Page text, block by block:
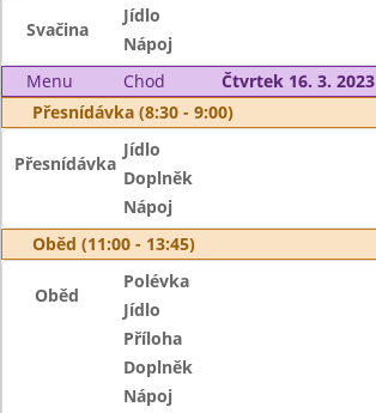
Svačina
Jídlo
Nápoj
Menu
Chod
Čtvrtek 16. 3. 2023
Přesnídávka (8:30 - 9:00)
Přesnídávka
Jídlo
Doplněk
Nápoj
Oběd (11:00 - 13:45)
Oběd
Polévka
Jídlo
Příloha
Doplněk
Nápoj